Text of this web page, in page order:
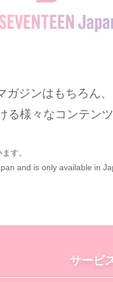
ガジンはもちろん
様々なコンテン
す。
and is only available in
サービ